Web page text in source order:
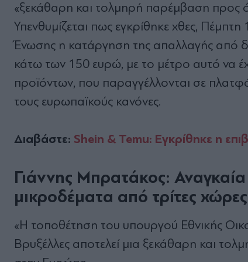
«ξεκάθαρη και τολμηρή παρέμβαση προς
Υπενθυμίζεται πως εγκρίθηκε χθες,
Ένωσης η κατάργηση της απαλλαγής από
κάτω των 150 ευρώ, με το μέτρο αυτό να
προϊόντων, που παραγγέλλονται σε
τους ευρωπαϊκούς κανόνες.
Διαβάστε: Shein & Temu: Εγκρίθηκε η
Γιάννης Μπρατάκος:
μικροδέματα από τρίτες χώρες
«Η τοποθέτηση του υπουργού Εθνικής
Βρυξέλλες αποτελεί μια ξεκάθαρη και